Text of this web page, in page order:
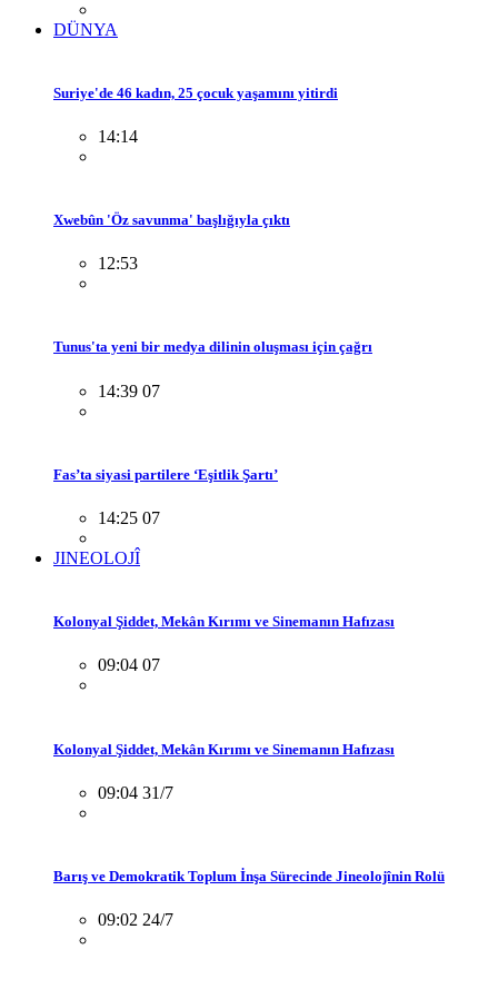
DÜNYA
Suriye'de 46 kadın, 25 çocuk yaşamını yitirdi
14:14
Xwebûn 'Öz savunma' başlığıyla çıktı
12:53
Tunus'ta yeni bir medya dilinin oluşması için çağrı
14:39 07
Fas’ta siyasi partilere ‘Eşitlik Şartı’
14:25 07
JINEOLOJÎ
Kolonyal Şiddet, Mekân Kırımı ve Sinemanın Hafızası
09:04 07
Kolonyal Şiddet, Mekân Kırımı ve Sinemanın Hafızası
09:04 31/7
Barış ve Demokratik Toplum İnşa Sürecinde Jineolojînin Rolü
09:02 24/7